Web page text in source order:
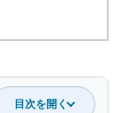
目次を開く